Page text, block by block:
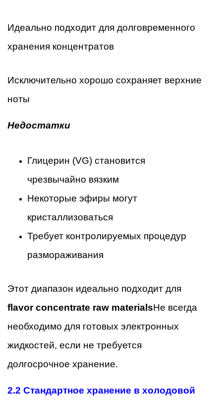
Идеально подходит для долговременного
хранения концентратов
Исключительно хорошо сохраняет верхние
ноты
Недостатки
Глицерин (VG) становится
чрезвычайно вязким
Некоторые эфиры могут
кристаллизоваться
Требует контролируемых процедур
размораживания
Этот диапазон идеально подходит для
flavor concentrate raw materialsНе всегда
необходимо для готовых электронных
жидкостей, если не требуется
долгосрочное хранение.
2.2 Стандартное хранение в холодовой